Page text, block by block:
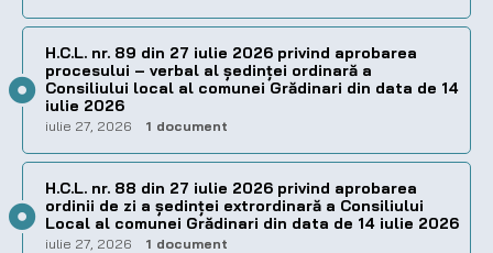
H.C.L. nr. 89 din 27 iulie 2026 privind aprobarea
procesului – verbal al şedinţei ordinară a
Consiliului local al comunei Grădinari din data de 14
iulie 2026
iulie 27, 2026 1 document
H.C.L. nr. 88 din 27 iulie 2026 privind aprobarea
ordinii de zi a şedinţei extrordinară a Consiliului
Local al comunei Grădinari din data de 14 iulie 2026
iulie 27, 2026 1 document